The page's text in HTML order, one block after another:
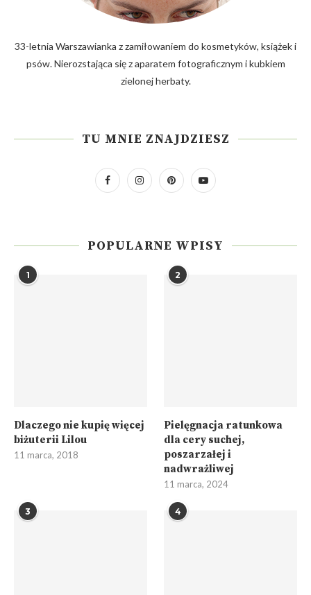
33-letnia Warszawianka z zamiłowaniem do kosmetyków, książek i
psów. Nierozstająca się z aparatem fotograficznym i kubkiem
zielonej herbaty.
TU MNIE ZNAJDZIESZ
POPULARNE WPISY
1
Dlaczego nie kupię więcej
biżuterii Lilou
11 marca, 2018
2
Pielęgnacja ratunkowa
dla cery suchej,
poszarzałej i
nadwrażliwej
11 marca, 2024
3 4